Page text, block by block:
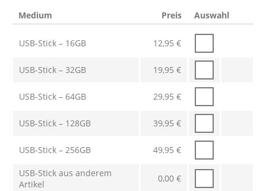
Medium Preis Auswahl
USB-Stick – 16GB 12,95 €
USB-Stick – 32GB 19,95 €
USB-Stick – 64GB 29,95 €
USB-Stick – 128GB 39,95 €
USB-Stick – 256GB 49,95 €
USB-Stick aus anderem
Artikel
0,00 €